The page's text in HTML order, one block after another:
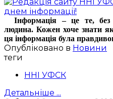
Інформація – це те,
людина. Кожен хоче знати
ця інформація була
Опубліковано в Новини
теги
ННІ УФСК
Детальніше ...